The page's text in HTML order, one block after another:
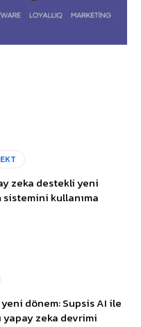
zeka destekli yeni
sistemini kullanıma
dönem: Supsis AI ile
yapay zeka devrimi